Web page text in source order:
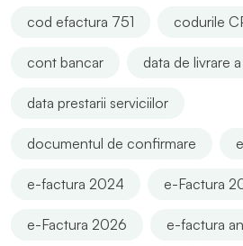
cod efactura 751 codurile
cont bancar data de livrare
data prestarii serviciilor
documentul de confirmare
e-factura 2024 e-Factura
e-Factura 2026 e-factura